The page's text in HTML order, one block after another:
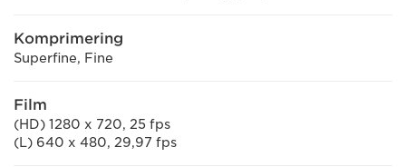
Komprimering
Superfine, Fine
Film
(HD) 1280 x 720, 25 fps
(L) 640 x 480, 29,97 fps